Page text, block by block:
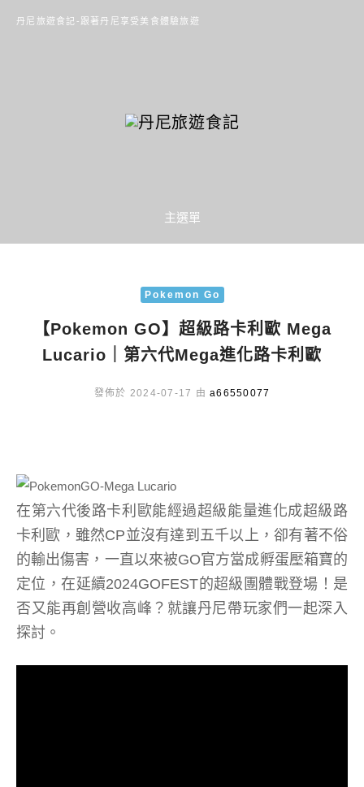
丹尼旅遊食記-跟著丹尼享受美食體驗旅遊
主選單
Pokemon Go
【Pokemon GO】超級路卡利歐 Mega
Lucario｜第六代Mega進化路卡利歐
發佈於 2024-07-17 由 a66550077
在第六代後路卡利歐能經過超級能量進化成超級路
卡利歐，雖然CP並沒有達到五千以上，卻有著不俗
的輸出傷害，一直以來被GO官方當成孵蛋壓箱寶的
定位，在延續2024GOFEST的超級團體戰登場！是
否又能再創營收高峰？就讓丹尼帶玩家們一起深入
探討。